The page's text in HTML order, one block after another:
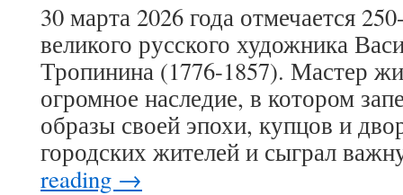
30 марта 2026 года отмечается
великого русского художника
Тропинина (1776-1857). Мастер
огромное наследие, в котором
образы своей эпохи, купцов и
городских жителей и сыграл
reading →